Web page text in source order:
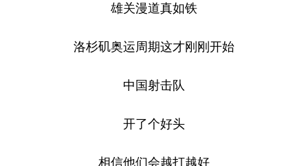
雄关漫道真如铁
洛杉矶奥运周期这才刚刚开始
中国射击队
开了个好头
相信他们会越打越好